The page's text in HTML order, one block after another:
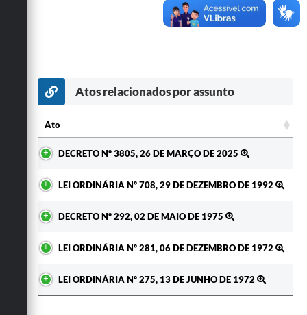
Atos relacionados por assunto
Ato
DECRETO Nº 3805, 26 DE MARÇO DE 2025
LEI ORDINÁRIA Nº 708, 29 DE DEZEMBRO DE 1992
DECRETO Nº 292, 02 DE MAIO DE 1975
LEI ORDINÁRIA Nº 281, 06 DE DEZEMBRO DE 1972
LEI ORDINÁRIA Nº 275, 13 DE JUNHO DE 1972